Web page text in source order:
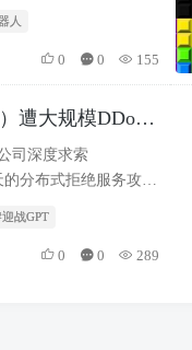
对Grok-3的技术突破
人
0 0 155
遭大规模DDoS
应对与启示
司深度求索
的分布式拒绝服务攻击
要来自美国（45%）和
迎战GPT
0 0 289